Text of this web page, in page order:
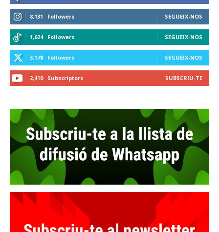
8,131 Followers SEGUEIX-NOS
1,624 Followers SEGUEIX-NOS
3,178 Followers SEGUEIX-NOS
2,410 Subscriptors SUBSCRIU-TE